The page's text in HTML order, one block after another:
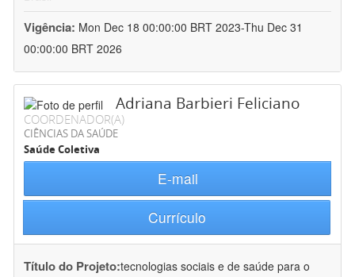
Vigência: Mon Dec 18 00:00:00 BRT 2023-Thu Dec 31
00:00:00 BRT 2026
Adriana Barbieri Feliciano
COORDENADOR(A)
CIÊNCIAS DA SAÚDE
Saúde Coletiva
E-mail
Currículo
Título do Projeto:tecnologias sociais e de saúde para o